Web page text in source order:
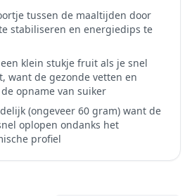
tussen de maaltijden door
stabiliseren en energiedips te
klein stukje fruit als je snel
want de gezonde vetten en
opname van suiker
(ongeveer 60 gram) want de
oplopen ondanks het
profiel